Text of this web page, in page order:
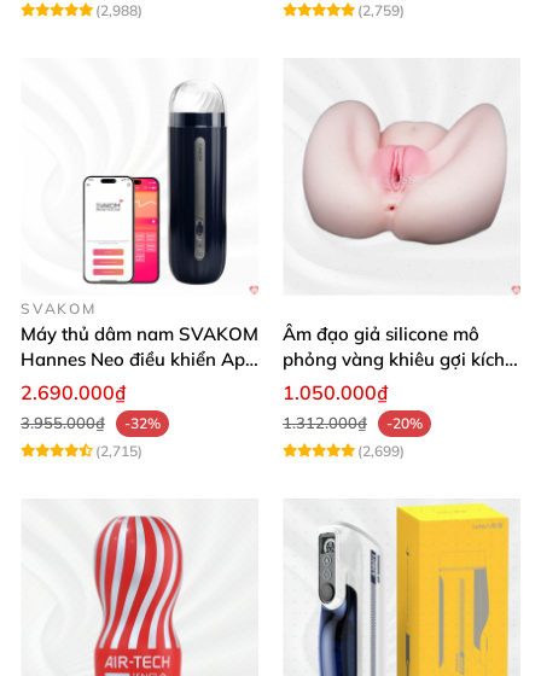
(2,988) (2,759)
SVAKOM
Máy thủ dâm nam SVAKOM
Hannes Neo điều khiển App
tương tác
2.690.000₫
3.955.000₫
-32%
(2,715)
Âm đạo giả silicone mô
phỏng vàng khiêu gợi kích
thích mua
1.050.000₫
1.312.000₫
-20%
(2,699)